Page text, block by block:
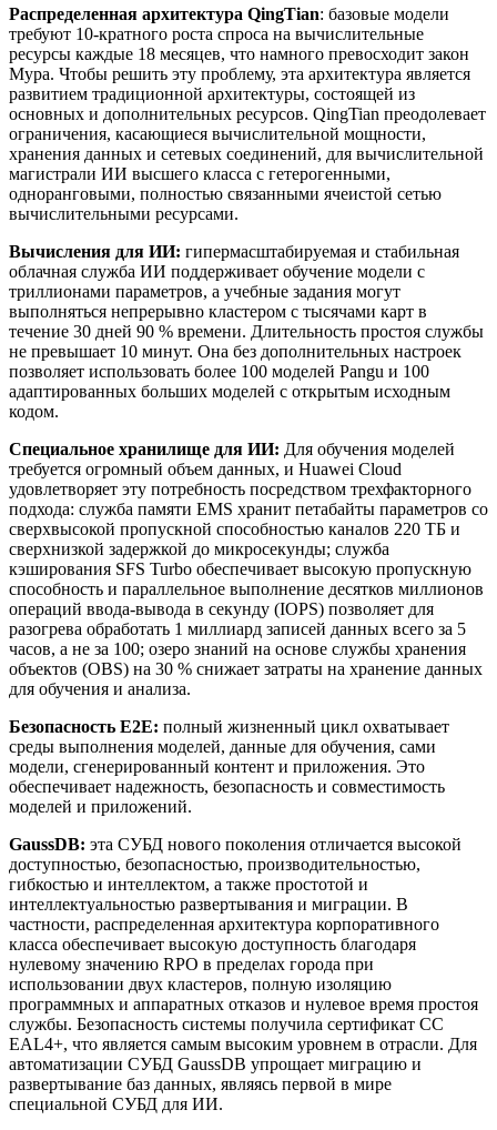
Распределенная архитектура QingTian: базовые модели
требуют 10-кратного роста спроса на вычислительные
ресурсы каждые 18 месяцев, что намного превосходит закон
Мура. Чтобы решить эту проблему, эта архитектура является
развитием традиционной архитектуры, состоящей из
основных и дополнительных ресурсов. QingTian преодолевает
ограничения, касающиеся вычислительной мощности,
хранения данных и сетевых соединений, для вычислительной
магистрали ИИ высшего класса с гетерогенными,
одноранговыми, полностью связанными ячеистой сетью
вычислительными ресурсами.
Вычисления для ИИ: гипермасштабируемая и стабильная
облачная служба ИИ поддерживает обучение модели с
триллионами параметров, а учебные задания могут
выполняться непрерывно кластером с тысячами карт в
течение 30 дней 90 % времени. Длительность простоя службы
не превышает 10 минут. Она без дополнительных настроек
позволяет использовать более 100 моделей Pangu и 100
адаптированных больших моделей с открытым исходным
кодом.
Специальное хранилище для ИИ: Для обучения моделей
требуется огромный объем данных, и Huawei Cloud
удовлетворяет эту потребность посредством трехфакторного
подхода: служба памяти EMS хранит петабайты параметров со
сверхвысокой пропускной способностью каналов 220 ТБ и
сверхнизкой задержкой до микросекунды; служба
кэширования SFS Turbo обеспечивает высокую пропускную
способность и параллельное выполнение десятков миллионов
операций ввода-вывода в секунду (IOPS) позволяет для
разогрева обработать 1 миллиард записей данных всего за 5
часов, а не за 100; озеро знаний на основе службы хранения
объектов (OBS) на 30 % снижает затраты на хранение данных
для обучения и анализа.
Безопасность E2E: полный жизненный цикл охватывает
среды выполнения моделей, данные для обучения, сами
модели, сгенерированный контент и приложения. Это
обеспечивает надежность, безопасность и совместимость
моделей и приложений.
GaussDB: эта СУБД нового поколения отличается высокой
доступностью, безопасностью, производительностью,
гибкостью и интеллектом, а также простотой и
интеллектуальностью развертывания и миграции. В
частности, распределенная архитектура корпоративного
класса обеспечивает высокую доступность благодаря
нулевому значению RPO в пределах города при
использовании двух кластеров, полную изоляцию
программных и аппаратных отказов и нулевое время простоя
службы. Безопасность системы получила сертификат CC
EAL4+, что является самым высоким уровнем в отрасли. Для
автоматизации СУБД GaussDB упрощает миграцию и
развертывание баз данных, являясь первой в мире
специальной СУБД для ИИ.